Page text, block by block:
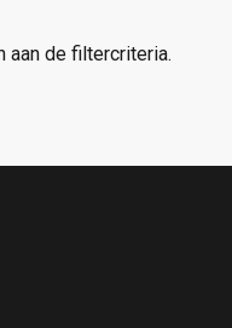
aan de filtercriteria.